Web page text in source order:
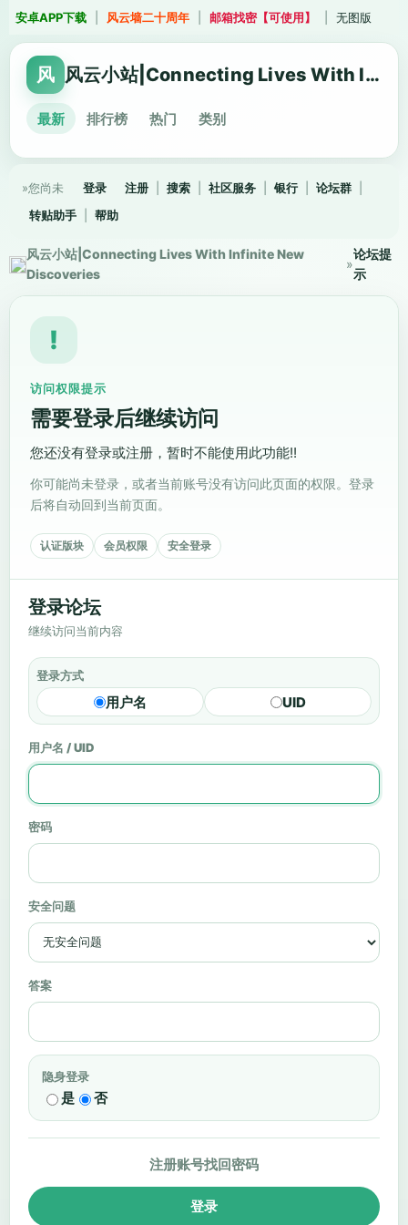
安卓APP下载 风云墙二十周年 邮箱找密【可使用】 无图版
风 风云小站|Connecting Lives With Infinite New Discoveries
最新 排行榜 热门 类别
»您尚未 登录 注册 搜索 社区服务 银行 论坛群
转贴助手
帮助
风云小站|Connecting Lives With Infinite New
Discoveries
»
论坛提
示
!
访问权限提示
需要登录后继续访问
您还没有登录或注册，暂时不能使用此功能!!
你可能尚未登录，或者当前账号没有访问此页面的权限。登录
后将自动回到当前页面。
认证版块 会员权限 安全登录
登录论坛
继续访问当前内容
登录方式
用户名 UID
用户名 / UID
密码
安全问题
答案
隐身登录
是 否
注册账号找回密码
登录